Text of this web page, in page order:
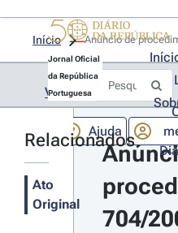
Jornal Oficial
da República
Portuguesa
Ajuda
Início
Voltar
Relacionados
Ato
Original
704/